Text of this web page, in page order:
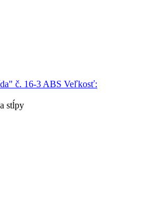
č. 16-3 ABS Veľkosť:
stĺpy